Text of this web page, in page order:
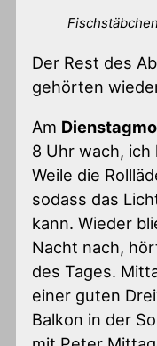
Der Rest des
gehörten
Am
8 Uhr wach,
Weile die
sodass das
kann. Wieder
Nacht nach,
des Tages.
einer guten
Balkon in der